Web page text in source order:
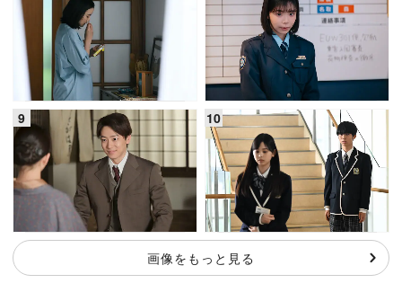
画像をもっと見る